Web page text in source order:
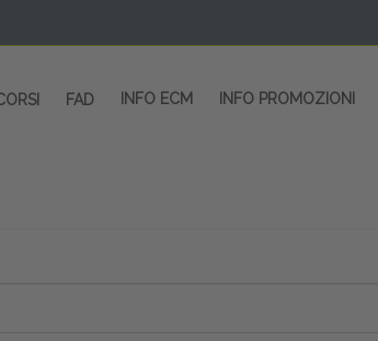
FAD INFO ECM INFO PROMOZIONI